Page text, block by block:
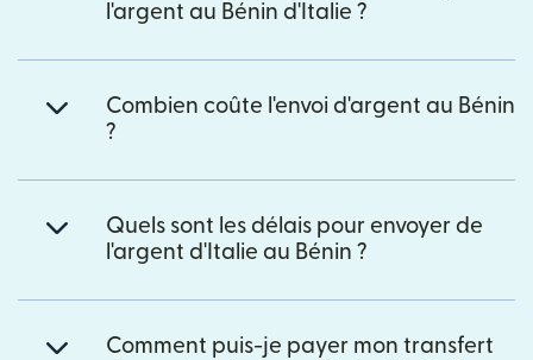
l'argent au Bénin d'Italie ?
Combien coûte l'envoi d'argent au Bénin
?
Quels sont les délais pour envoyer de
l'argent d'Italie au Bénin ?
Comment puis-je payer mon transfert